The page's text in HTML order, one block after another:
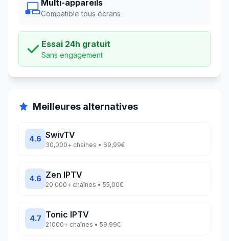
Multi-appareils
Compatible tous écrans
Essai 24h gratuit
Sans engagement
Meilleures alternatives
4.6 SwivTV
30,000+ chaînes • 69,99€
4.6 Zen IPTV
20 000+ chaînes • 55,00€
4.7 Tonic IPTV
21000+ chaînes • 59,99€